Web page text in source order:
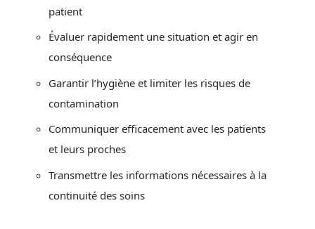
patient
Évaluer rapidement une situation et agir en
conséquence
Garantir l’hygiène et limiter les risques de
contamination
Communiquer efficacement avec les patients
et leurs proches
Transmettre les informations nécessaires à la
continuité des soins